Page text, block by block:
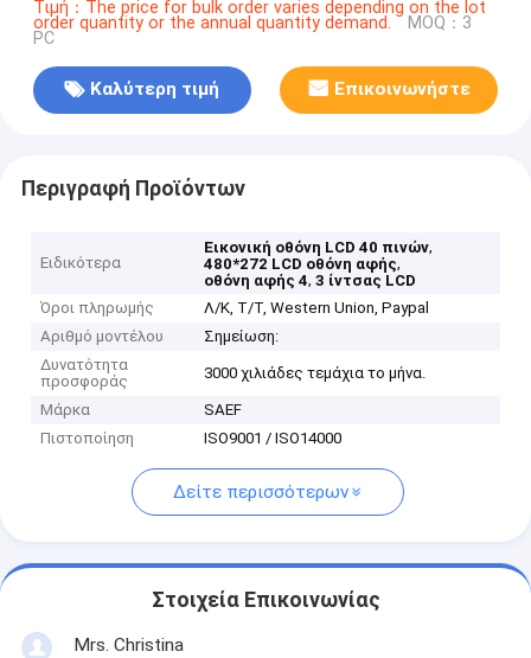
Τιμή：The price for bulk order varies depending on the lot
order quantity or the annual quantity demand. MOQ：3
PC
Καλύτερη τιμή Επικοινωνήστε
Περιγραφή Προϊόντων
Ειδικότερα
Εικονική οθόνη LCD 40 πινών,
480*272 LCD οθόνη αφής,
οθόνη αφής 4,3 ίντσας LCD
Όροι πληρωμής
Λ/Κ, Τ/Τ, Western Union, Paypal
Αριθμό μοντέλου
Σημείωση:
Δυνατότητα
προσφοράς
3000 χιλιάδες τεμάχια το μήνα.
Μάρκα
SAEF
Πιστοποίηση
ISO9001 / ISO14000
Δείτε περισσότερων
Στοιχεία Επικοινωνίας
Mrs. Christina